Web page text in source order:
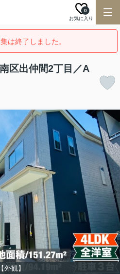
お気に入り
0
は終了しました。
区出仲間2丁目／A
【外観】